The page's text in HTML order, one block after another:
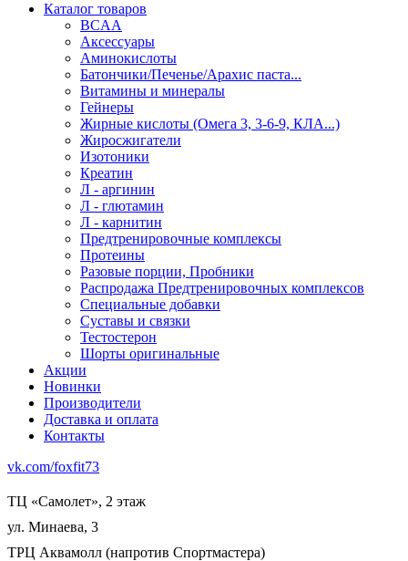
Каталог товаров
BCAA
Аксессуары
Аминокислоты
Батончики/Печенье/Арахис паста...
Витамины и минералы
Гейнеры
Жирные кислоты (Омега 3, 3-6-9, КЛА...)
Жиросжигатели
Изотоники
Креатин
Л - аргинин
Л - глютамин
Л - карнитин
Предтренировочные комплексы
Протеины
Разовые порции, Пробники
Распродажа Предтренировочных комплексов
Специальные добавки
Суставы и связки
Тестостерон
Шорты оригинальные
Акции
Новинки
Производители
Доставка и оплата
Контакты
vk.com/foxfit73
ТЦ «Самолет», 2 этаж
ул. Минаева, 3
ТРЦ Аквамолл (напротив Спортмастера)